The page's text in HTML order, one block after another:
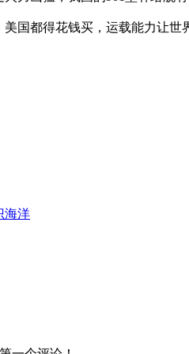
国都得花钱买，运载能力让世
海洋